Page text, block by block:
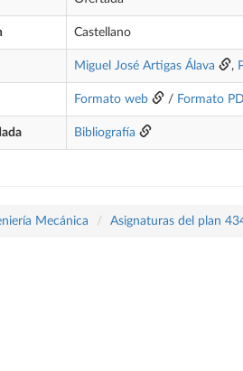
Castellano
Miguel José Artigas Álava ,
Formato web / Formato
Bibliografía
Mecánica Asignaturas del plan